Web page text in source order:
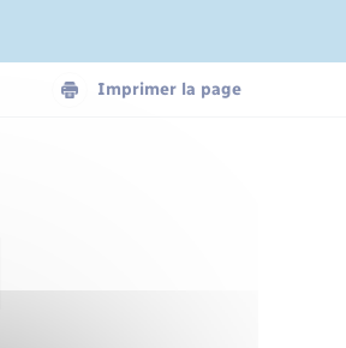
Imprimer la page